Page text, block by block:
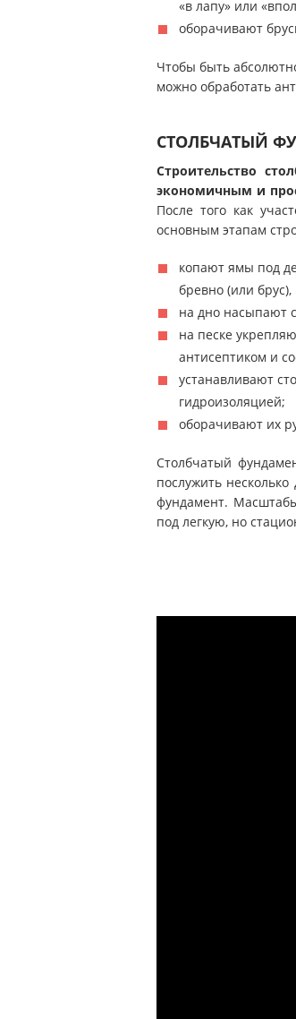
«в лапу» или
оборачивают
Чтобы быть
можно обработать
СТОЛБЧАТЫЙ
Строительство
экономичным и
После того как
основным этапам
копают ямы под
бревно (или
на дно насыпают
на песке
антисептиком и
устанавливают
гидроизоляцией;
оборачивают их
Столбчатый
послужить
фундамент.
под легкую, но